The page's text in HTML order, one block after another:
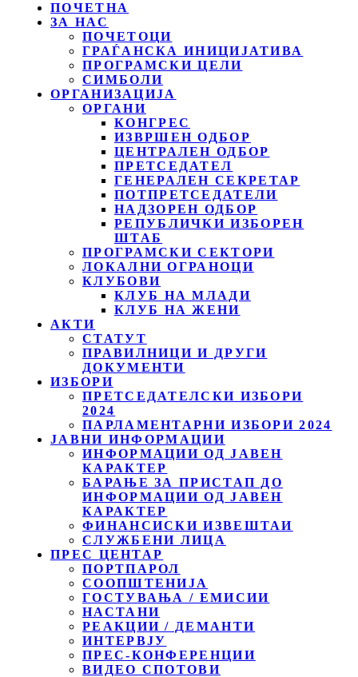
ПОЧЕТНА
ЗА НАС
ПОЧЕТОЦИ
ГРАЃАНСКА ИНИЦИЈАТИВА
ПРОГРАМСКИ ЦЕЛИ
СИМБОЛИ
ОРГАНИЗАЦИЈА
ОРГАНИ
КОНГРЕС
ИЗВРШЕН ОДБОР
ЦЕНТРАЛЕН ОДБОР
ПРЕТСЕДАТЕЛ
ГЕНЕРАЛЕН СЕКРЕТАР
ПОТПРЕТСЕДАТЕЛИ
НАДЗОРЕН ОДБОР
РЕПУБЛИЧКИ ИЗБОРЕН
ШТАБ
ПРОГРАМСКИ СЕКТОРИ
ЛОКАЛНИ ОГРАНОЦИ
КЛУБОВИ
КЛУБ НА МЛАДИ
КЛУБ НА ЖЕНИ
АКТИ
СТАТУТ
ПРАВИЛНИЦИ И ДРУГИ
ДОКУМЕНТИ
ИЗБОРИ
ПРЕТСЕДАТЕЛСКИ ИЗБОРИ
2024
ПАРЛАМЕНТАРНИ ИЗБОРИ 2024
ЈАВНИ ИНФОРМАЦИИ
ИНФОРМАЦИИ ОД ЈАВЕН
КАРАКТЕР
БАРАЊЕ ЗА ПРИСТАП ДО
ИНФОРМАЦИИ ОД ЈАВЕН
КАРАКТЕР
ФИНАНСИСКИ ИЗВЕШТАИ
СЛУЖБЕНИ ЛИЦА
ПРЕС ЦЕНТАР
ПОРТПАРОЛ
СООПШТЕНИЈА
ГОСТУВАЊА / ЕМИСИИ
НАСТАНИ
РЕАКЦИИ / ДЕМАНТИ
ИНТЕРВЈУ
ПРЕС-КОНФЕРЕНЦИИ
ВИДЕО СПОТОВИ